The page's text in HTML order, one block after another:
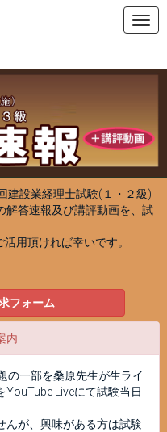
建設業経理士試験(１・２級)
答速報及び講評動画を、 試
用頂ければ幸いです。
フォーム
内
の一部を桑原先生が生ライ
Liveにて試験当日
んが、興味がある方は試験